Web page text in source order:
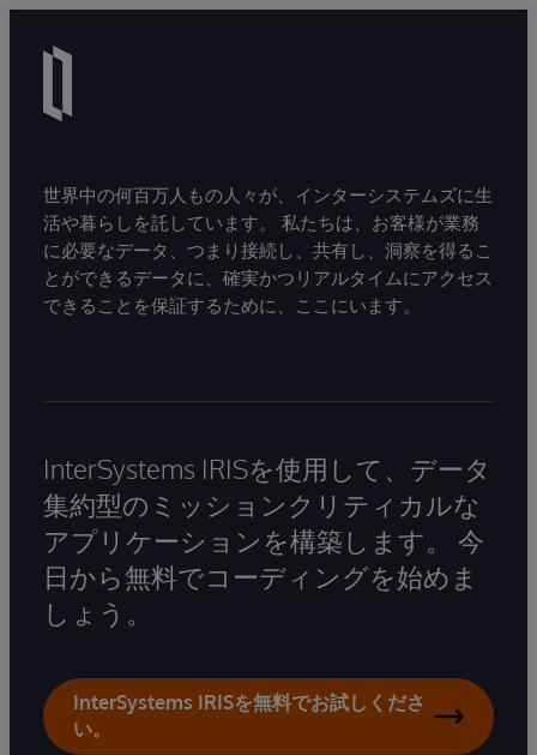
世界中の何百万人もの人々が、インターシステムズに生
活や暮らしを託しています。 私たちは、お客様が業務
に必要なデータ、つまり接続し、共有し、洞察を得るこ
とができるデータに、確実かつリアルタイムにアクセス
できることを保証するために、ここにいます。
InterSystems IRISを使用して、データ
集約型のミッションクリティカルな
アプリケーションを構築します。 今
日から無料でコーディングを始めま
しょう。
InterSystems IRISを無料でお試しくださ
い。